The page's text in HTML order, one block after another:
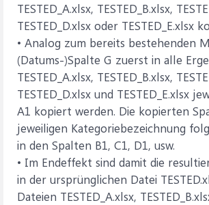
TESTED_A.xlsx, TESTED_B.xlsx,
TESTED_D.xlsx oder TESTED_E.xlsx
• Analog zum bereits bestehenden
(Datums-)Spalte G zuerst in alle
TESTED_A.xlsx, TESTED_B.xlsx,
TESTED_D.xlsx und TESTED_E.xlsx
A1 kopiert werden. Die kopierten
jeweiligen Kategoriebezeichnung
in den Spalten B1, C1, D1, usw.
• Im Endeffekt sind damit die
in der ursprünglichen Datei
Dateien TESTED_A.xlsx,